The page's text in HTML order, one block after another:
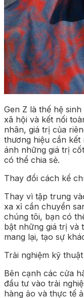
Gen Z là thế hệ
xã hội và kết nối
nhân, giá trị của
thương hiệu cần
ánh những giá trị
có thể chia sẻ.
Thay đổi cách kể
Thay vì tập trung
xa xỉ cần chuyển
chúng tôi, bạn có
bật những giá trị và
mang lại, tạo sự
Trải nghiệm kỹ
Bên cạnh các cửa
đầu tư vào trải
hàng ảo và thực tế